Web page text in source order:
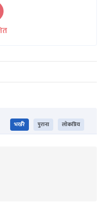
भर्खरै पुराना लोकप्रिय